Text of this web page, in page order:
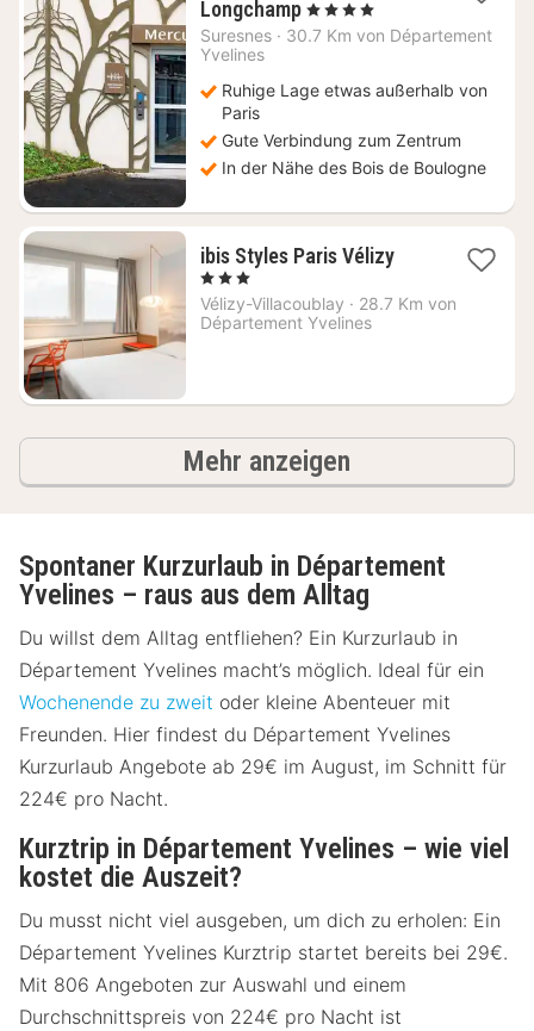
Longchamp1
Nacht
€
, 4 Sterne
Suresnes · 30.7 Km von Département
Yvelines
Ruhige Lage etwas außerhalb von
Paris
Gute Verbindung zum Zentrum
In der Nähe des Bois de Boulogne
ibis Styles Paris Vélizy1
ab
, 3 Sterne
Vélizy-Villacoublay · 28.7 Km von
Département Yvelines
Mehr anzeigen
Spontaner Kurzurlaub in Département
Yvelines – raus aus dem Alltag
Du willst dem Alltag entfliehen? Ein Kurzurlaub in
Département Yvelines macht’s möglich. Ideal für ein
Wochenende zu zweit oder kleine Abenteuer mit
Freunden. Hier findest du Département Yvelines
Kurzurlaub Angebote ab 29€ im August, im Schnitt für
224€ pro Nacht.
Kurztrip in Département Yvelines – wie viel
kostet die Auszeit?
Du musst nicht viel ausgeben, um dich zu erholen: Ein
Département Yvelines Kurztrip startet bereits bei 29€.
Mit 806 Angeboten zur Auswahl und einem
Durchschnittspreis von 224€ pro Nacht ist